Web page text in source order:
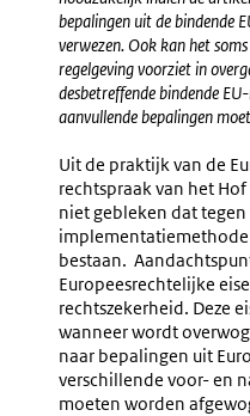
bepalingen uit de bindende
verwezen. Ook kan het
regelgeving voorziet in
desbetreffende bindende
aanvullende bepalingen
Uit de praktijk van de
rechtspraak van het
niet gebleken dat tegen
bestaan.
Europeesrechtelijke
rechtszekerheid. Deze
wanneer wordt
naar bepalingen uit
verschillende voor- en
moeten worden